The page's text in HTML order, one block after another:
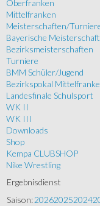
Oberfranken
Mittelfranken
Meisterschaften/
Bayerische
Bezirksmeisterschaften
Turniere
BMM Schüler/Jugend
Bezirkspokal
Landesfinale Schulsport
WK II
WK III
Downloads
Shop
Kempa CLUBSHOP
Nike Wrestling
Ergebnisdienst
Saison:202620252024